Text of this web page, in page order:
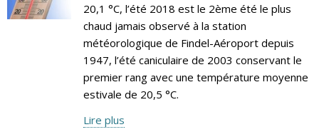
20,1 °C, l’été 2018 est le 2ème été le plus
chaud jamais observé à la station
météorologique de Findel-Aéroport depuis
1947, l’été caniculaire de 2003 conservant le
premier rang avec une température moyenne
estivale de 20,5 °C.
Lire plus